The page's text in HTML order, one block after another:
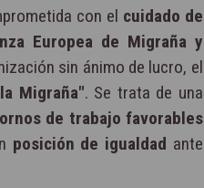
con el cuidado de
Europea de Migraña y
sin ánimo de lucro, el
Migraña". Se trata de una
de trabajo favorables
posición de igualdad ante